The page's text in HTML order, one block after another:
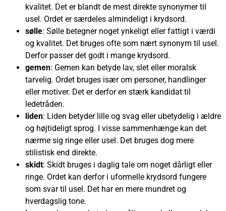
kvalitet. Det er blandt de mest direkte synonymer til
usel. Ordet er særdeles almindeligt i krydsord.
sølle: Sølle betegner noget ynkeligt eller fattigt i værdi
og kvalitet. Det bruges ofte som nært synonym til usel.
Derfor passer det godt i mange krydsord.
gemen: Gemen kan betyde lav, slet eller moralsk
tarvelig. Ordet bruges især om personer, handlinger
eller motiver. Det er derfor en stærk kandidat til
ledetråden.
liden: Liden betyder lille og svag eller ubetydelig i ældre
og højtideligt sprog. I visse sammenhænge kan det
nærme sig ringe eller usel. Det bruges dog mere
stilistisk end direkte.
skidt: Skidt bruges i daglig tale om noget dårligt eller
ringe. Ordet kan derfor i uformelle krydsord fungere
som svar til usel. Det har en mere mundret og
hverdagslig tone.